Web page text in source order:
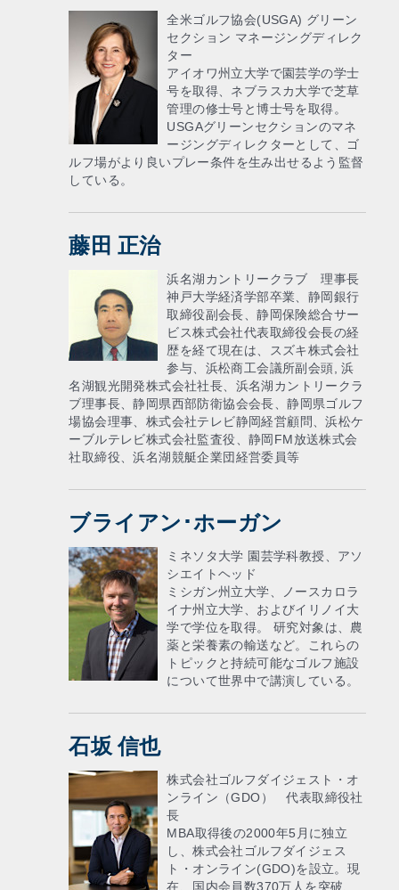
全米ゴルフ協会(USGA) グリーン
セクション マネージングディレク
ター
アイオワ州立大学で園芸学の学士
号を取得、ネブラスカ大学で芝草
管理の修士号と博士号を取得。
USGAグリーンセクションのマネ
ージングディレクターとして、ゴ
ルフ場がより良いプレー条件を生み出せるよう監督
している。
藤田 正治
浜名湖カントリークラブ 理事長
神戸大学経済学部卒業、静岡銀行
取締役副会長、静岡保険総合サー
ビス株式会社代表取締役会長の経
歴を経て現在は、スズキ株式会社
参与、浜松商工会議所副会頭, 浜
名湖観光開発株式会社社長、浜名湖カントリークラ
ブ理事長、静岡県西部防衛協会会長、静岡県ゴルフ
場協会理事、株式会社テレビ静岡経営顧問、浜松ケ
ーブルテレビ株式会社監査役、静岡FM放送株式会
社取締役、浜名湖競艇企業団経営委員等
ブライアン･ホーガン
ミネソタ大学 園芸学科教授、アソ
シエイトヘッド
ミシガン州立大学、ノースカロラ
イナ州立大学、およびイリノイ大
学で学位を取得。 研究対象は、農
薬と栄養素の輸送など。これらの
トピックと持続可能なゴルフ施設
について世界中で講演している。
石坂 信也
株式会社ゴルフダイジェスト・オ
ンライン（GDO） 代表取締役社
長
MBA取得後の2000年5月に独立
し、株式会社ゴルフダイジェス
ト・オンライン(GDO)を設立。現
在、国内会員数370万人を突破、